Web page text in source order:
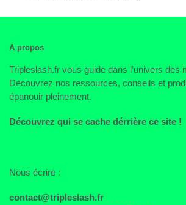
A propos
Tripleslash.fr vous guide dans l’univers des
Découvrez nos ressources, conseils et
épanouir pleinement.
Découvrez qui se cache dérrière ce site !
Nous écrire :
contact@tripleslash.fr